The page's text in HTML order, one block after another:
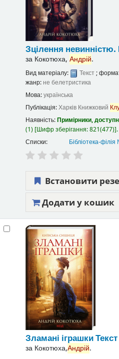
Зцілення
за Кокотюха, Андрій.
Вид матеріалу: Текст;
жанр: не белетристика
Мова:українська
Публікація:Харків Книжковий
Наявність:Примірники,
(1) Шифр зберігання:821(477) .
Списки:
Бібліотека-
Встановити
Додати у кошик
Зламані іграшкиТекст
за Кокотюха,Андрій.